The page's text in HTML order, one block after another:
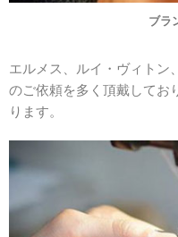
ブラ
エルメス、ルイ・ヴィトン
のご依頼を多く頂戴してお
ります。